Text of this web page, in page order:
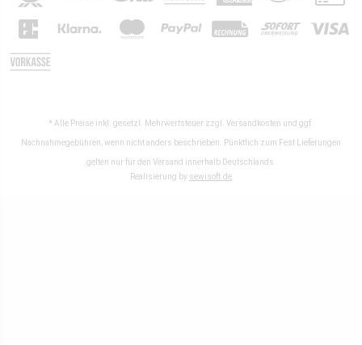
* Alle Preise inkl. gesetzl. Mehrwertsteuer zzgl. Versandkosten und ggf.
Nachnahmegebühren, wenn nicht anders beschrieben. Pünktlich zum Fest Lieferungen
gelten nur für den Versand innerhalb Deutschlands.
Realisierung by sewisoft.de